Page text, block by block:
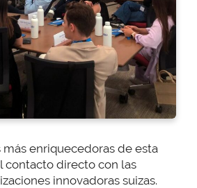
más enriquecedoras de esta
contacto directo con las
innovadoras suizas.